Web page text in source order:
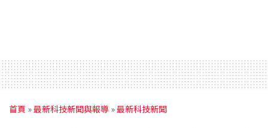
首頁 »最新科技新聞與報導 »最新科技新聞